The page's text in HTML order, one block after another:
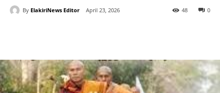
By ElakiriNews Editor April 23, 2026 0
48